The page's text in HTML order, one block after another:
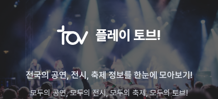
플레이 토브!
전국의 공연, 전시, 축제 정보를 한눈에 모아보기!
모두의 공연, 모두의 전시, 모두의 축제, 모두의 토브!